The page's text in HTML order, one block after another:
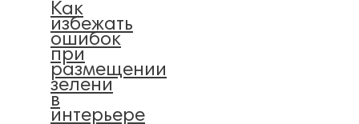
Как
избежать
ошибок
при
размещении
зелени
в
интерьере